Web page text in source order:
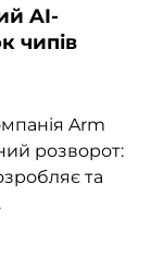
AI-
чипів
Arm
розворот:
та